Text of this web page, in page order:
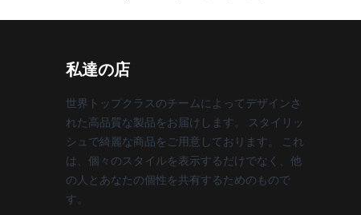
私達の店
世界トップクラスのチームによってデザインさ
れた高品質な製品をお届けします。 スタイリッ
シュで綺麗な商品をご用意しております。 これ
は、個々のスタイルを表示するだけでなく、他
の人とあなたの個性を共有するためのもので
す。